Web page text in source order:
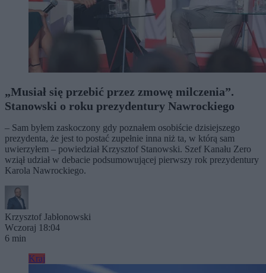
„Musiał się przebić przez zmowę milczenia”.
Stanowski o roku prezydentury Nawrockiego
– Sam byłem zaskoczony gdy poznałem osobiście dzisiejszego
prezydenta, że jest to postać zupełnie inna niż ta, w którą sam
uwierzyłem – powiedział Krzysztof Stanowski. Szef Kanału Zero
wziął udział w debacie podsumowującej pierwszy rok prezydentury
Karola Nawrockiego.
Krzysztof Jabłonowski
Wczoraj 18:04
6 min
Kraj